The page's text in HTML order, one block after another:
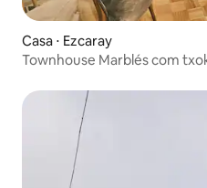
Casa ⋅ Ezcaray
Townhouse Marblés com